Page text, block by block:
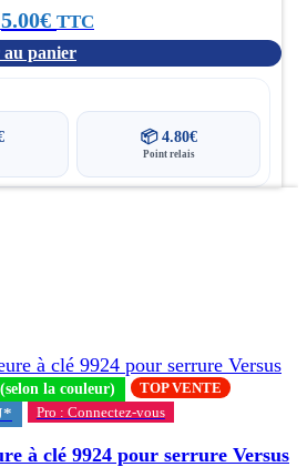
5.00€ TTC
panier
📦 4.80€
Point relais
la couleur) TOP VENTE
Pro : Connectez-vous
à clé 9924 pour serrure Versus